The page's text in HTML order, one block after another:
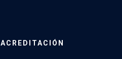
ACREDITACIÓN